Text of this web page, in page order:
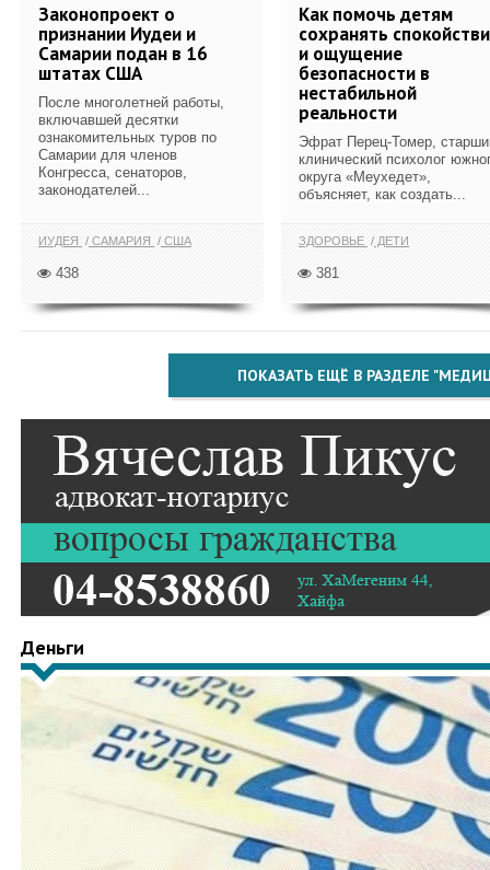
Законопроект о
признании Иудеи и
Самарии подан в 16
штатах США
После многолетней работы,
включавшей десятки
ознакомительных туров по
Самарии для членов
Конгресса, сенаторов,
законодателей...
ИУДЕЯ САМАРИЯ США
438
Как помочь детям
сохранять
и ощущение
безопасности в
нестабильной
реальности
Эфрат Перец-Томер,
клинический психолог
округа «Меухедет»,
объясняет, как создать...
ЗДОРОВЬЕ ДЕТИ
381
ПОКАЗАТЬ ЕЩЁ В РАЗДЕЛЕ
Деньги